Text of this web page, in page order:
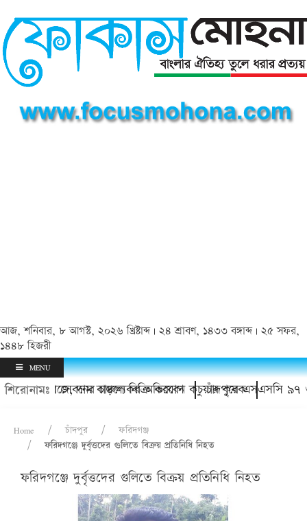
আজ, শনিবার, ৮ আগস্ট, ২০২৬ খ্রিষ্টাব্দ | ২৪ শ্রাবণ, ১৪৩৩ বঙ্গাব্দ | ২৫ সফর,
১৪৪৮ হিজরী
MENU
শিরোনামঃ
সেবনের চাঞ্চল্যকর অভিযোগ চাঁদপুরে এসএসসি ৯৭ ও
দাম বাড়লে বিক্রি করবেন কচুয়ার কৃষক
Home চাঁদপুর
ফরিদগঞ্জ
ফরিদগঞ্জে দুর্বৃত্তদের গুলিতে বিক্রয় প্রতিনিধি নিহত
ফরিদগঞ্জে দুর্বৃত্তদের গুলিতে বিক্রয় প্রতিনিধি নিহত